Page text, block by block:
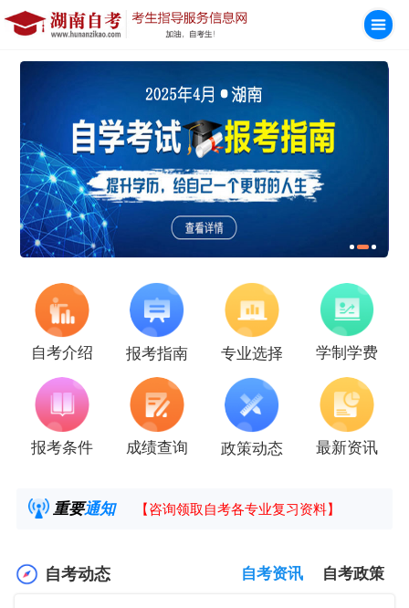
自考介绍 报考指南 专业选择 学制学费
报考条件 成绩查询 政策动态 最新资讯
重要通知
2025年4月湖南自考课程安排及教材目录已
【咨询领取自考各专业复习资料】
自考动态 自考资讯 自考政策